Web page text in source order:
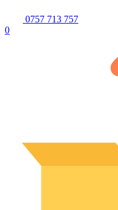
0757 713 757
0